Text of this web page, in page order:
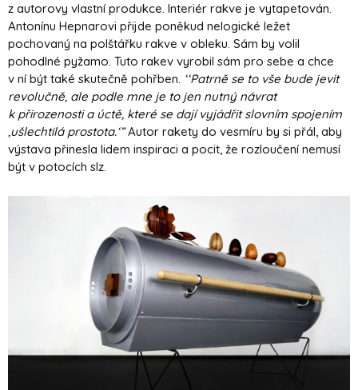
z autorovy vlastní produkce. Interiér rakve je vytapetován.
Antonínu Hepnarovi přijde poněkud nelogické ležet
pochovaný na polštářku rakve v obleku. Sám by volil
pohodlné pyžamo. Tuto rakev vyrobil sám pro sebe a chce
v ní být také skutečně pohřben. ‘‘Patrně se to vše bude jevit
revolučně, ale podle mne je to jen nutný návrat
k přirozenosti a úctě, které se dají vyjádřit slovním spojením
‚ušlechtilá prostota.‘”Autor rakety do vesmíru by si přál, aby
výstava přinesla lidem inspiraci a pocit, že rozloučení nemusí
být v potocích slz.